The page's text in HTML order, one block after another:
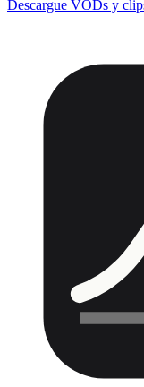
Descargue VODs y